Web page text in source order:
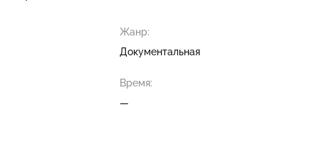
Жанр:
Документальная
Время:
—